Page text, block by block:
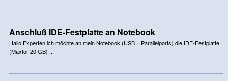
Anschluß IDE-Festplatte an Notebook
Hallo Experten,ich möchte an mein Notebook (USB + Parallelports) die IDE-Festplatte
(Maxtor 20 GB) ...